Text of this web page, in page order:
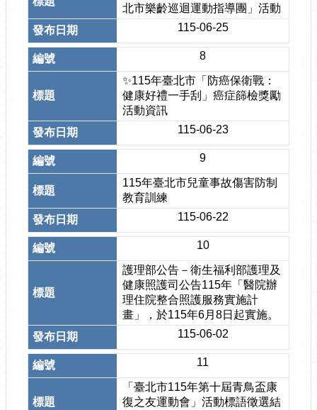
北市樂齡巡迴運動指導團」活動
115-06-25
8
✨115年臺北市「防癌保衛戰：
健康好禮一手刮」癌症篩檢獎勵
活動資訊
115-06-23
9
115年臺北市兒童事故傷害防制
教育訓練
115-06-22
10
護理部公告－衛生福利部護理及
健康照護司公告115年「醫院辦
理住院整合照護服務實施計
畫」，於115年6月8日起實施。
115-06-02
11
「臺北市115年第十屆青鳥盃康
復之友運動會」活動標語徵選結